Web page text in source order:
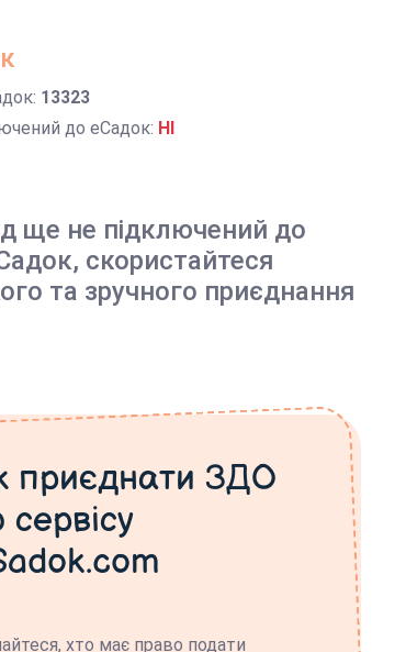
13323
до еСадок: НІ
ще не підключений до
скористайтеся
та зручного приєднання
приєднати ЗДО
сервісу
хто має право подати